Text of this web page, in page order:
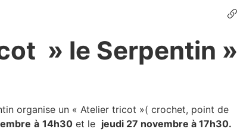
» le Serpentin »
organise un « Atelier tricot »( crochet, point de
à 14h30 et le jeudi 27 novembre à 17h30.